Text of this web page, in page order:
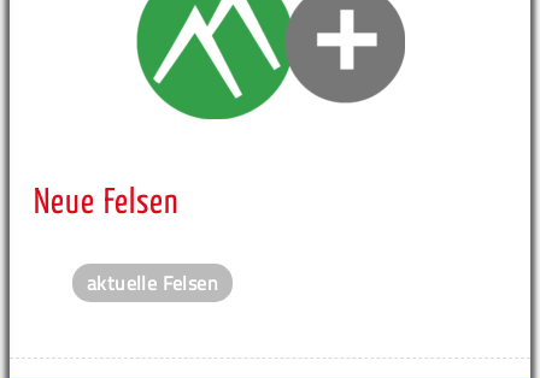
Neue Felsen
aktuelle Felsen